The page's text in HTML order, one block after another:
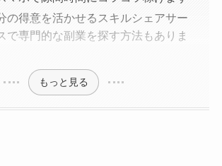
の得意を活かせるスキルシェアサー
で専門的な副業を探す方法もありま
もっと見る